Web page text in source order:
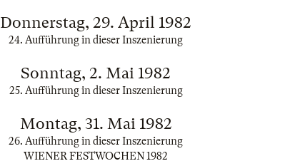
Donnerstag, 29. April 1982
24. Aufführung in dieser Inszenierung
Sonntag, 2. Mai 1982
25. Aufführung in dieser Inszenierung
Montag, 31. Mai 1982
26. Aufführung in dieser Inszenierung
WIENER FESTWOCHEN 1982